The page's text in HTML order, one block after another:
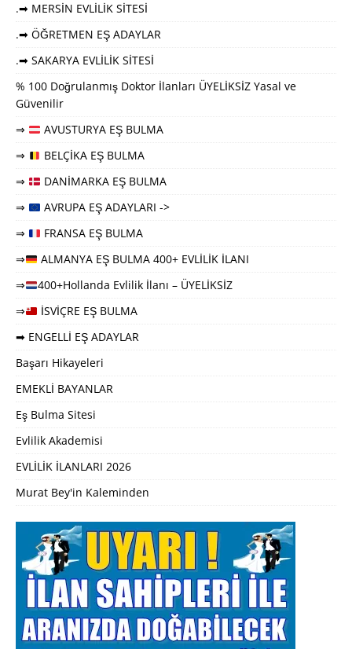
.➡ MERSİN EVLİLİK SİTESİ
.➡ ÖĞRETMEN EŞ ADAYLAR
.➡ SAKARYA EVLİLİK SİTESİ
% 100 Doğrulanmış Doktor İlanları ÜYELİKSİZ Yasal ve
Güvenilir
⇒
AVUSTURYA EŞ BULMA
⇒
BELÇİKA EŞ BULMA
⇒
DANİMARKA EŞ BULMA
⇒
AVRUPA EŞ ADAYLARI ->
⇒
FRANSA EŞ BULMA
⇒
ALMANYA EŞ BULMA 400+ EVLİLİK İLANI
⇒
400+Hollanda Evlilik İlanı – ÜYELİKSİZ
⇒
İSVİÇRE EŞ BULMA
➡ ENGELLİ EŞ ADAYLAR
Başarı Hikayeleri
EMEKLİ BAYANLAR
Eş Bulma Sitesi
Evlilik Akademisi
EVLİLİK İLANLARI 2026
Murat Bey'in Kaleminden